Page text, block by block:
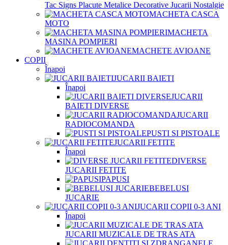
Tac Signs Placute Metalice Decorative Jucarii Nostalgie
MACHETA CASCA
MOTO
MACHETA
MASINA POMPIERI
MACHETE AVIOANE
COPII
Înapoi
JUCARII BAIETI
Înapoi
JUCARII
BAIETI DIVERSE
JUCARII
RADIOCOMANDA
PUSTI SI PISTOALE
JUCARII FETITE
Înapoi
DIVERSE
JUCARII FETITE
PAPUSI
BEBELUSI
JUCARIE
JUCARII COPII 0-3 ANI
Înapoi
JUCARII MUZICALE DE TRAS ATA